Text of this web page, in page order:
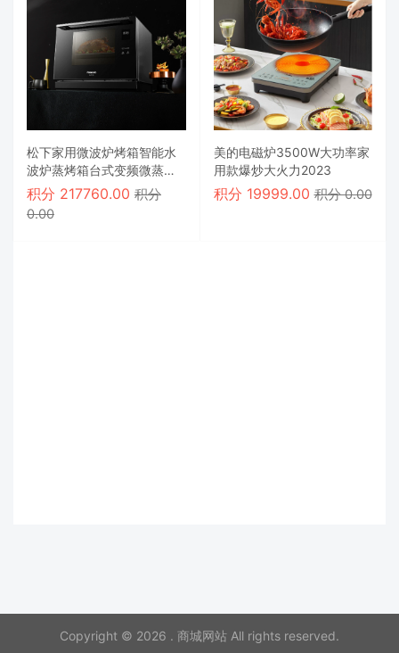
松下家用微波炉烤箱智能水
波炉蒸烤箱台式变频微蒸烤
一体机
积分 217760.00 积分
0.00
美的电磁炉3500W大功率家
用款爆炒大火力2023
积分 19999.00积分 0.00
Copyright © 2026 . 商城网站 All rights reserved.